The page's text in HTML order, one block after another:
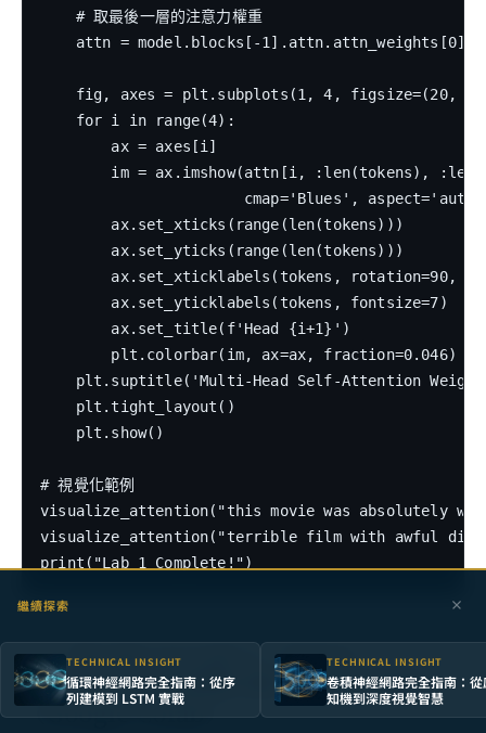
    # 取最後一層的注意力權重
attn = model.blocks[-1].attn.attn_weights[0]
fig, axes = plt.subplots(1, 4, figsize=(20,
    for i in range(4):
        ax = axes[i]
im = ax.imshow(attn[i, :len(tokens),
cmap='Blues',
        ax.set_xticks(range(len(tokens)))
        ax.set_yticks(range(len(tokens)))
ax.set_xticklabels(tokens, rotation=90,
        ax.set_yticklabels(tokens, fontsize=7)
        ax.set_title(f'Head {i+1}')
        plt.colorbar(im, ax=ax, fraction=0.046)
plt.suptitle('Multi-Head Self-Attention
    plt.tight_layout()
    plt.show()
# 視覺化範例
visualize_attention("this movie was absolutely
visualize_attention("terrible film with awful
十、Hands-on Lab 2：Vision
Transformer 影像分類 + 注意力熱圖
（Google Colab）
繼續探索
TECHNICAL INSIGHT
循環神經網路完全指南：從序
列建模到 LSTM 實戰
TECHNICAL INSIGHT
卷積神經網路完全指南：從
知機到深度視覺智慧